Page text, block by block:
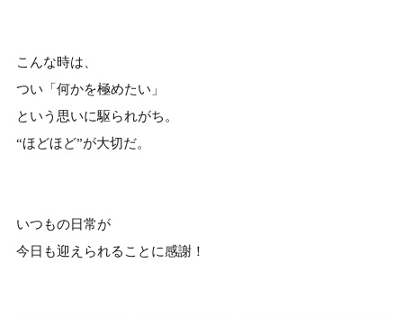
こんな時は、
つい「何かを極めたい」
という思いに駆られがち。
“ほどほど”が大切だ。
いつもの日常が
今日も迎えられることに感謝！